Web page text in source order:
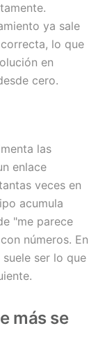
ya sale
lo que
en
cero.
las
enlace
veces en
acumula
"me parece
números. En
ser lo que
más se